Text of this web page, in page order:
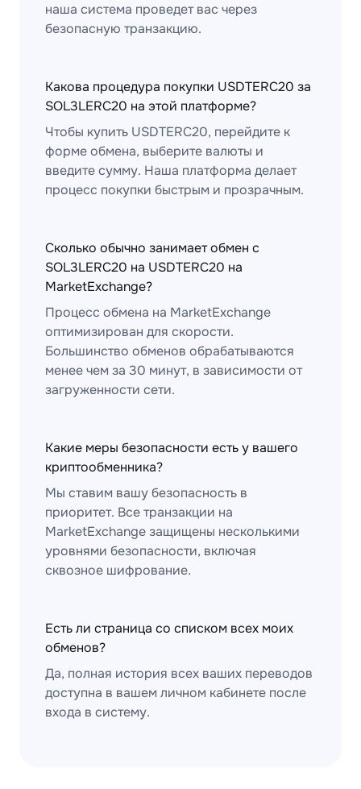
наша система проведет вас через
безопасную транзакцию.
Какова процедура покупки USDTERC20 за
SOL3LERC20 на этой платформе?
Чтобы купить USDTERC20, перейдите к
форме обмена, выберите валюты и
введите сумму. Наша платформа делает
процесс покупки быстрым и прозрачным.
Сколько обычно занимает обмен с
SOL3LERC20 на USDTERC20 на
MarketExchange?
Процесс обмена на MarketExchange
оптимизирован для скорости.
Большинство обменов обрабатываются
менее чем за 30 минут, в зависимости от
загруженности сети.
Какие меры безопасности есть у вашего
криптообменника?
Мы ставим вашу безопасность в
приоритет. Все транзакции на
MarketExchange защищены несколькими
уровнями безопасности, включая
сквозное шифрование.
Есть ли страница со списком всех моих
обменов?
Да, полная история всех ваших переводов
доступна в вашем личном кабинете после
входа в систему.